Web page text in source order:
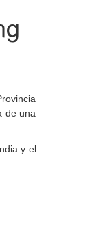
de una
y el